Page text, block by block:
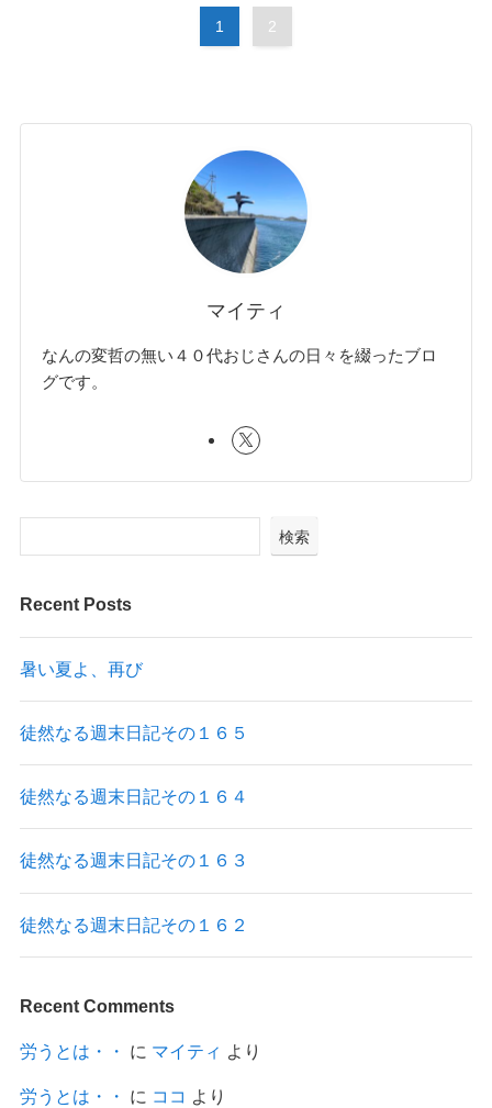
1 2
マイティ
なんの変哲の無い４０代おじさんの日々を綴ったブロ
グです。
検索
Recent Posts
暑い夏よ、再び
徒然なる週末日記その１６５
徒然なる週末日記その１６４
徒然なる週末日記その１６３
徒然なる週末日記その１６２
Recent Comments
労うとは・・ に マイティ より
労うとは・・ に ココ より